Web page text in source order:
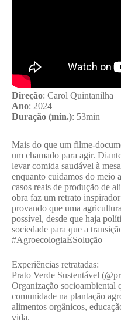
Direção: Carol Quintanilha
Ano: 2024
Duração (min.): 53min
Mais do que um filme-
um chamado para agir.
levar comida saudável à
enquanto cuidamos do meio
casos reais de produção de
obra faz um retrato
provando que uma
possível, desde que haja
sociedade para que a
#AgroecologiaÉSolução
Experiências retratadas:
Prato Verde Sustentável
Organização socioambiental
comunidade na plantação
alimentos orgânicos,
vida.